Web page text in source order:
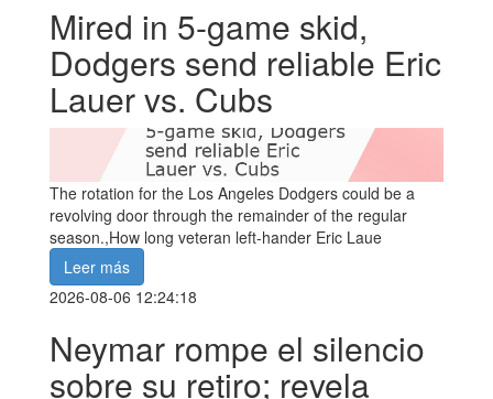
Mired in 5-game skid,
Dodgers send reliable Eric
Lauer vs. Cubs
The rotation for the Los Angeles Dodgers could be a
revolving door through the remainder of the regular
season.,How long veteran left-hander Eric Laue
Leer más
2026-08-06 12:24:18
Neymar rompe el silencio
sobre su retiro; revela